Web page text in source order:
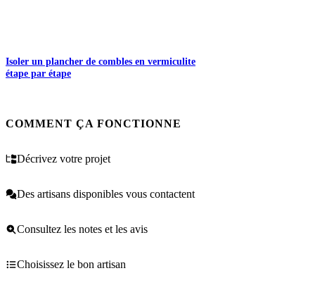
Isoler un plancher de combles en vermiculite
étape par étape
COMMENT ÇA FONCTIONNE
Décrivez votre projet
Des artisans disponibles vous contactent
Consultez les notes et les avis
Choisissez le bon artisan